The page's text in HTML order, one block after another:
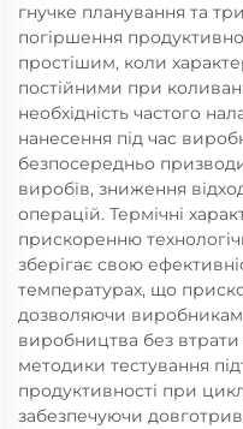
гнучке планування та
погіршення
простішим, коли
постійними при
необхідність частого
нанесення під час
безпосередньо
виробів, зниження
операцій. Термічні
прискоренню
зберігає свою
температурах, що
дозволяючи виробникам
виробництва без втрати
методики тестування
продуктивності при
забезпечуючи